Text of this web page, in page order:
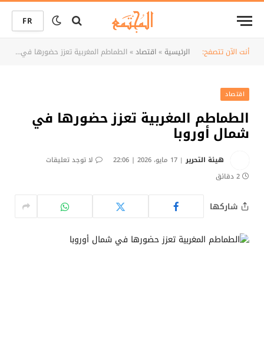
FR
أنت الآن تتصفح: الرئيسية»اقتصاد»الطماطم المغربية تعزز حضورها في شمال أوروبا
اقتصاد
الطماطم المغربية تعزز حضورها في
شمال أوروبا
هيئة التحرير 17 مايو، 2026 | 22:06
لا توجد تعليقات
2 دقائق
شاركها